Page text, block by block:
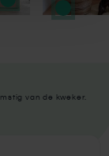
van de kweker.